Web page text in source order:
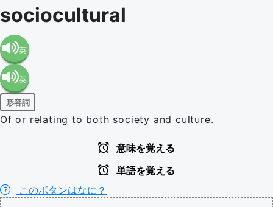
sociocultural
英
語（米
国）
英
語（イ
形容詞
Of or relating to both society and culture.
意味を覚える
単語を覚える
このボタンはなに？